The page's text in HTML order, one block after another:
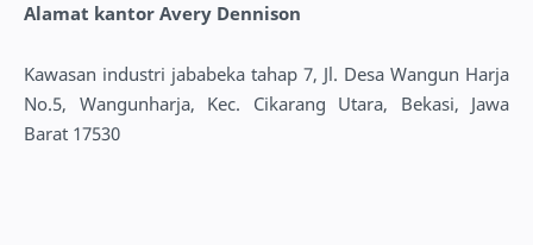
Alamat kantor Avery Dennison
Kawasan industri jababeka tahap 7, Jl. Desa Wangun Harja
No.5, Wangunharja, Kec. Cikarang Utara, Bekasi, Jawa
Barat 17530